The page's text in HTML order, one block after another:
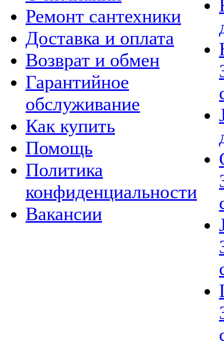
Ремонт сантехники
Доставка и оплата
Возврат и обмен
Гарантийное
обслуживание
Как купить
Помощь
Политика
конфиденциальности
Вакансии